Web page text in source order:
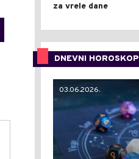
za vrele dane
DNEVNI HOROSKOP
03.06.2026.